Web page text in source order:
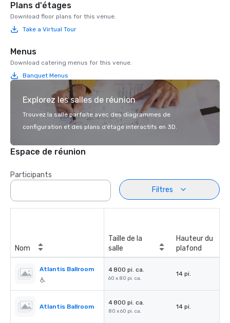
Plans d'étages
Download floor plans for this venue.
Take a Virtual Tour
Menus
Download catering menus for this venue.
Banquet Menus
Explorez les salles de réunion
Trouvez la salle parfaite avec des diagrammes de
configuration et des plans d’étage interactifs en 3D.
Espace de réunion
Participants
Filtres
Nom
Taille de la
salle
Hauteur du
plafond
Atlantis Ballroom 4 800 pi. ca.
60 x 80 pi. ca.
14 pi.
Atlantis Ballroom
4 800 pi. ca.
80 x 60 pi. ca.
14 pi.